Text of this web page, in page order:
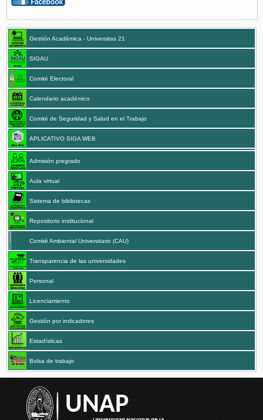
Gestión Académica - Universitas 21
SIGAU
Comité Electoral
Calendario académico
Comité de Seguridad y Salud en el Trabajo
APLICATIVO SIGA WEB
Admisión pregrado
Aula virtual
Sistema de bibliotecas
Repositorio institucional
Comité Ambiental Universitario (CAU)
Transparencia de las universidades
Personal
Licenciamiento
Gestión por indicadores
Estadísticas
Bolsa de trabajo
UNAP